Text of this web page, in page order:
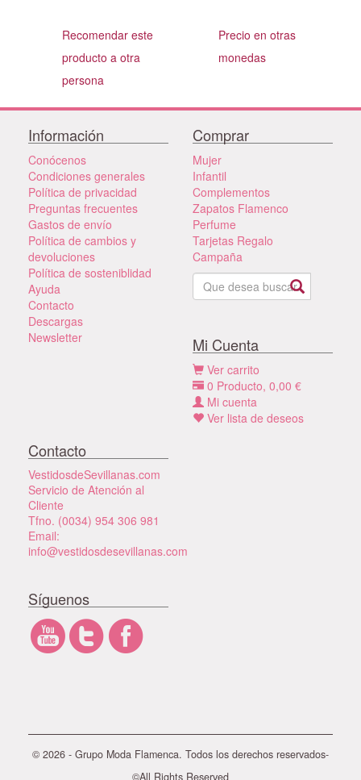
Recomendar este
producto a otra
persona
Precio en otras
monedas
Información
Conócenos
Condiciones generales
Política de privacidad
Preguntas frecuentes
Gastos de envío
Política de cambios y
devoluciones
Política de sosteniblidad
Ayuda
Contacto
Descargas
Newsletter
Comprar
Mujer
Infantil
Complementos
Zapatos Flamenco
Perfume
Tarjetas Regalo
Campaña
Mi Cuenta
Ver carrito
0 Producto, 0,00 €
Mi cuenta
Ver lista de deseos
Contacto
VestidosdeSevillanas.com
Servicio de Atención al
Cliente
Tfno. (0034) 954 306 981
Email:
info@vestidosdesevillanas.com
Síguenos
© 2026 - Grupo Moda Flamenca. Todos los derechos reservados-
©All Rights Reserved